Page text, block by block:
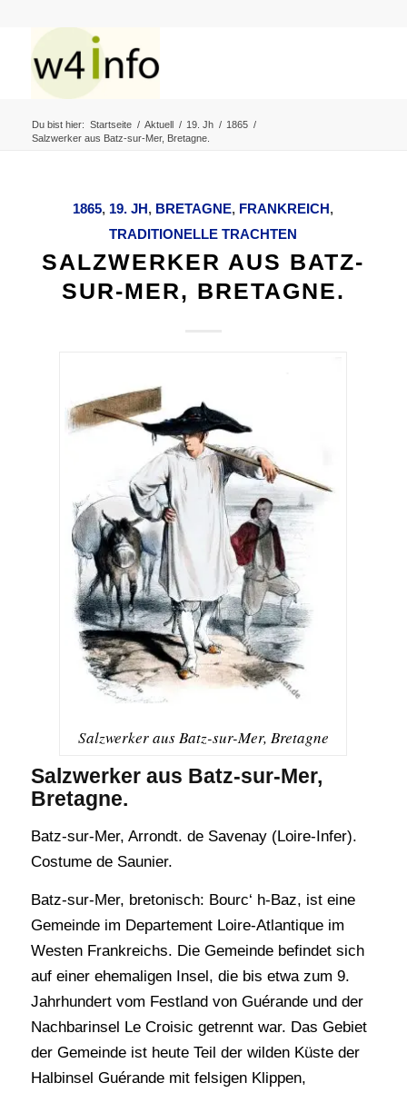
Du bist hier: Startseite / Aktuell / 19. Jh / 1865 /
Salzwerker aus Batz-sur-Mer, Bretagne.
1865, 19. JH, BRETAGNE, FRANKREICH,
TRADITIONELLE TRACHTEN
SALZWERKER AUS BATZ-
SUR-MER, BRETAGNE.
Salzwerker aus Batz-sur-Mer, Bretagne
Salzwerker aus Batz-sur-Mer,
Bretagne.
Batz-sur-Mer, Arrondt. de Savenay (Loire-Infer).
Costume de Saunier.
Batz-sur-Mer, bretonisch: Bourc‘ h-Baz, ist eine
Gemeinde im Departement Loire-Atlantique im
Westen Frankreichs. Die Gemeinde befindet sich
auf einer ehemaligen Insel, die bis etwa zum 9.
Jahrhundert vom Festland von Guérande und der
Nachbarinsel Le Croisic getrennt war. Das Gebiet
der Gemeinde ist heute Teil der wilden Küste der
Halbinsel Guérande mit felsigen Klippen,